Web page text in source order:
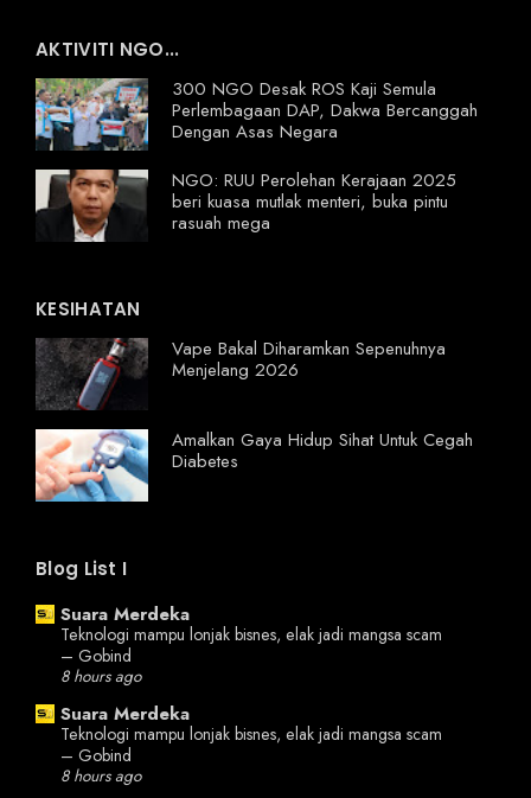
AKTIVITI NGO...
300 NGO Desak ROS Kaji Semula
Perlembagaan DAP, Dakwa Bercanggah
Dengan Asas Negara
NGO: RUU Perolehan Kerajaan 2025
beri kuasa mutlak menteri, buka pintu
rasuah mega
KESIHATAN
Vape Bakal Diharamkan Sepenuhnya
Menjelang 2026
Amalkan Gaya Hidup Sihat Untuk Cegah
Diabetes
Blog List I
Suara Merdeka
Teknologi mampu lonjak bisnes, elak jadi mangsa scam
– Gobind
8 hours ago
Suara Merdeka
Teknologi mampu lonjak bisnes, elak jadi mangsa scam
– Gobind
8 hours ago